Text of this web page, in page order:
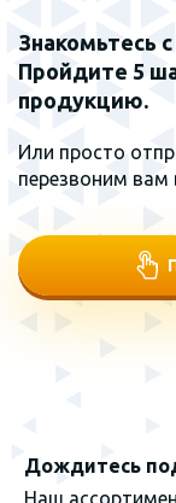
Знакомьтесь
Пройдите 5
продукцию.
Или просто
перезвоним вам
Дождитесь
Наш